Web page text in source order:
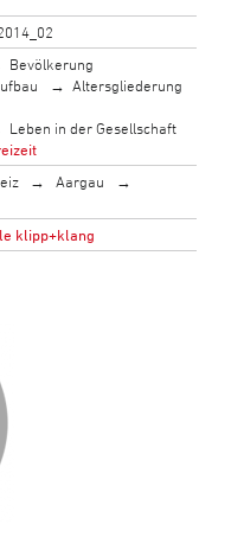
Bevölkerung
Altersgliederung
Leben in der Gesellschaft
Aargau
klipp+klang